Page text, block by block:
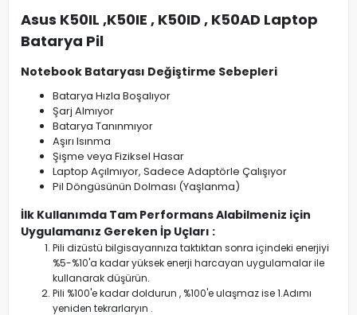
Asus K50IL ,K50IE , K50ID , K50AD Laptop
Batarya Pil
Notebook Bataryası Değiştirme Sebepleri
Batarya Hızla Boşalıyor
Şarj Almıyor
Batarya Tanınmıyor
Aşırı Isınma
Şişme veya Fiziksel Hasar
Laptop Açılmıyor, Sadece Adaptörle Çalışıyor
Pil Döngüsünün Dolması (Yaşlanma)
İlk Kullanımda Tam Performans Alabilmeniz için
Uygulamanız Gereken İp Uçları :
Pili dizüstü bilgisayarınıza taktıktan sonra içindeki enerjiyi
%5-%10'a kadar yüksek enerji harcayan uygulamalar ile
kullanarak düşürün.
Pili %100'e kadar doldurun , %100'e ulaşmaz ise 1.Adımı
yeniden tekrarlaryın .